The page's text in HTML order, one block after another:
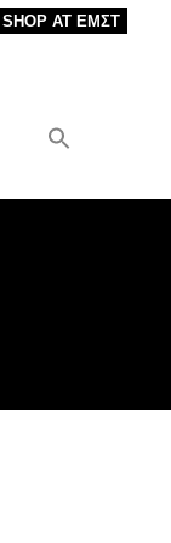
SHOP AT ΕΜΣΤ